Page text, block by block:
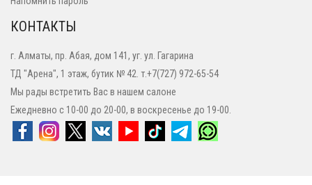
КОНТАКТЫ
г. Алматы, пр. Абая, дом 141, уг. ул. Гагарина
ТД "Арена", 1 этаж, бутик № 42. т.+7(727) 972-65-54
Мы рады встретить Вас в нашем салоне
Ежедневно с 10-00 до 20-00, в воскресенье до 19-00.